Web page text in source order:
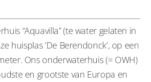
“Aquavilla” (te water gelaten in
huisplas ‘De Berendonck’, op een
Ons onderwaterhuis (= OWH)
en grootste van Europa en